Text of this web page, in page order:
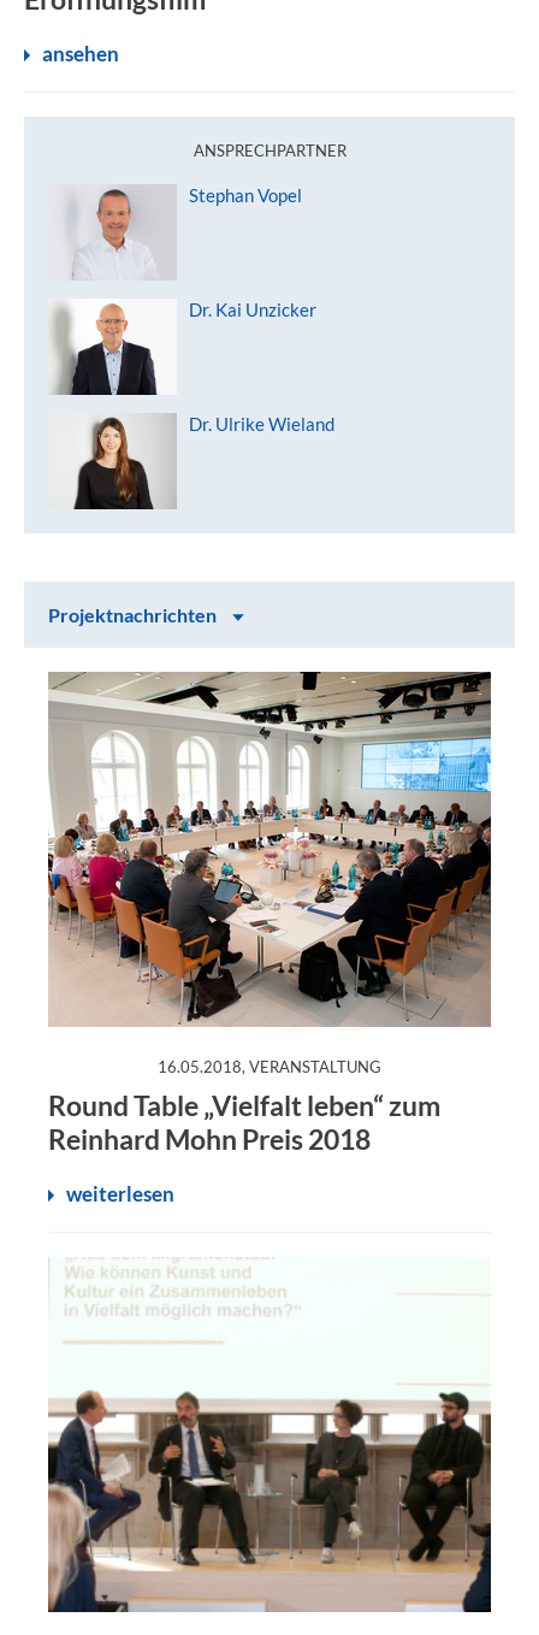
ansehen
ANSPRECHPARTNER
Stephan Vopel
Dr. Kai Unzicker
Dr. Ulrike Wieland
Inhalt auswählen
Projektnachrichten
Projektnachrichten
16.05.2018, VERANSTALTUNG
Round Table „Vielfalt leben“ zum
Reinhard Mohn Preis 2018
weiterlesen